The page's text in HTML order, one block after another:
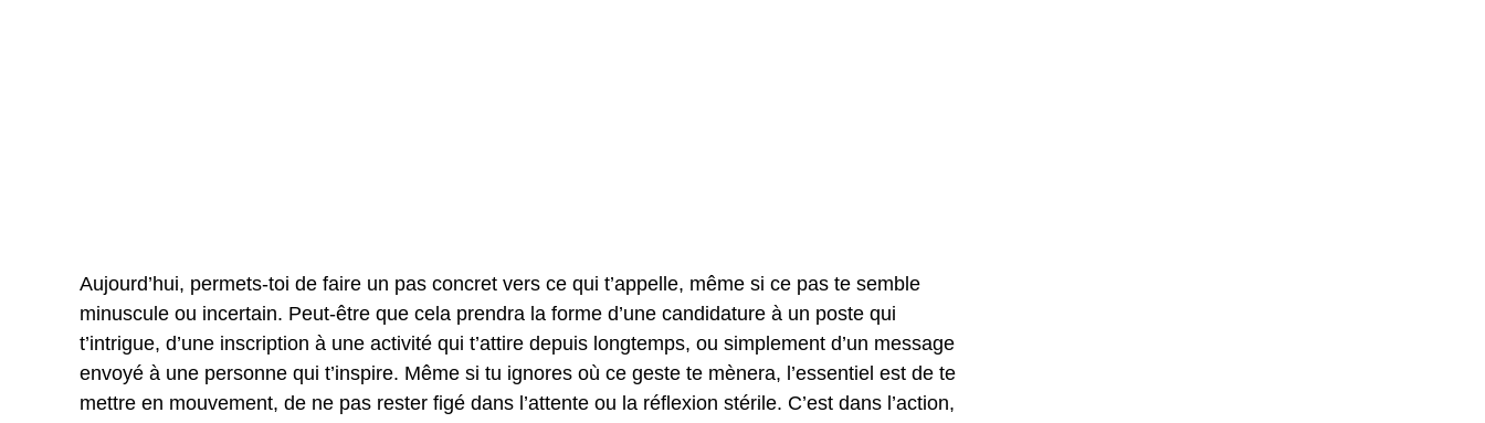
Aujourd’hui, permets-toi de faire un pas concret vers ce qui t’appelle, même si ce pas te semble
minuscule ou incertain. Peut-être que cela prendra la forme d’une candidature à un poste qui
t’intrigue, d’une inscription à une activité qui t’attire depuis longtemps, ou simplement d’un message
envoyé à une personne qui t’inspire. Même si tu ignores où ce geste te mènera, l’essentiel est de te
mettre en mouvement, de ne pas rester figé dans l’attente ou la réflexion stérile. C’est dans l’action,